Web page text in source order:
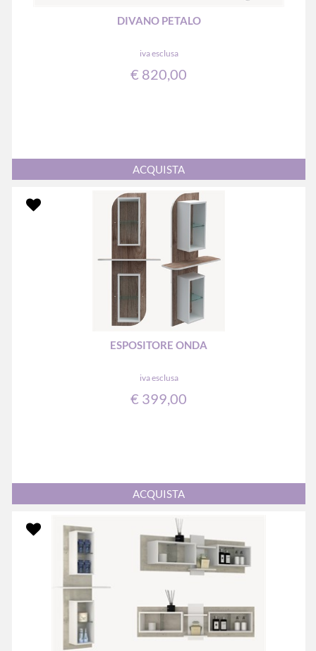
DIVANO PETALO
iva esclusa
€ 820,00
Quantità
ACQUISTA
ESPOSITORE ONDA
iva esclusa
€ 399,00
Quantità
ACQUISTA